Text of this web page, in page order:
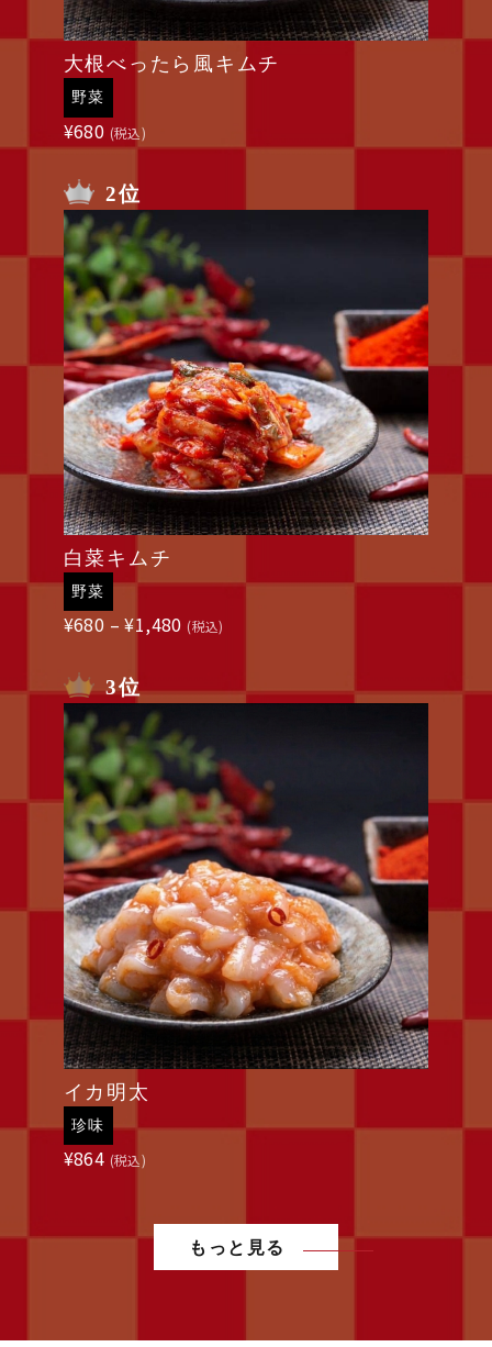
大根べったら風キムチ
野菜
¥680 (税込)
2位
白菜キムチ
野菜
¥680 –¥1,480価
¥680
–
¥1,480
(税込)
3位
イカ明太
珍味
¥864 (税込)
もっと見る